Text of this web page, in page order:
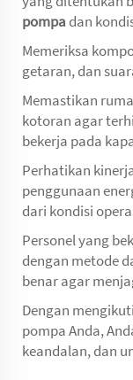
pompadan
Memeriksa
getaran, dan
Memastikan
kotoran agar
bekerja pada
Perhatikan
penggunaan
dari kondisi
Personel yang
dengan metode
benar agar
Dengan
pompa Anda,
keandalan, dan